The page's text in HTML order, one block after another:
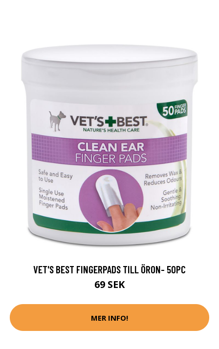
VET'S BEST FINGERPADS TILL ÖRON- 50PC
69 SEK
MER INFO!